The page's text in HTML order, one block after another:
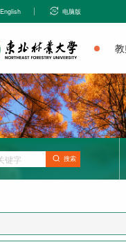
English 电脑版
搜索